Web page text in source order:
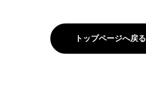
トップページへ戻る